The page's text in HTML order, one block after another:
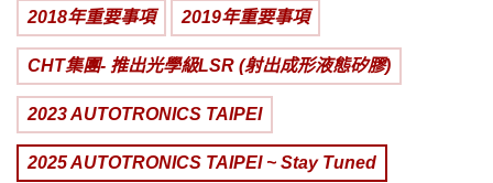
2018年重要事項 2019年重要事項
CHT集團- 推出光學級LSR (射出成形液態矽膠)
2023 AUTOTRONICS TAIPEI
2025 AUTOTRONICS TAIPEI ~ Stay Tuned